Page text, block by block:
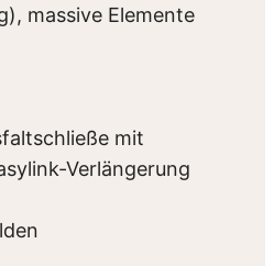
massive Elemente
mit
Verlängerung